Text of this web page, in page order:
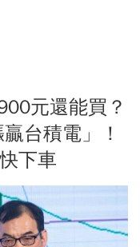
元還能買？
台積電」！
下車